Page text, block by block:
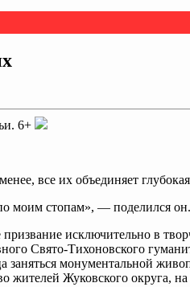
6+
все их объединяет
моим стопам», — поделился он.
исключительно в
Свято-Тихоновского
заняться монументальной
жителей Жуковского округа,